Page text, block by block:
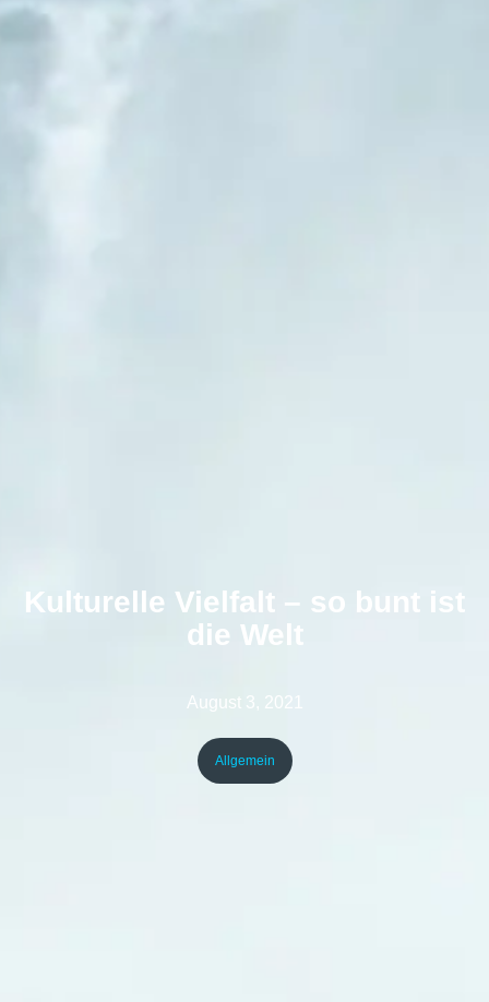
Kulturelle Vielfalt – so bunt ist
die Welt
August 3, 2021
Allgemein